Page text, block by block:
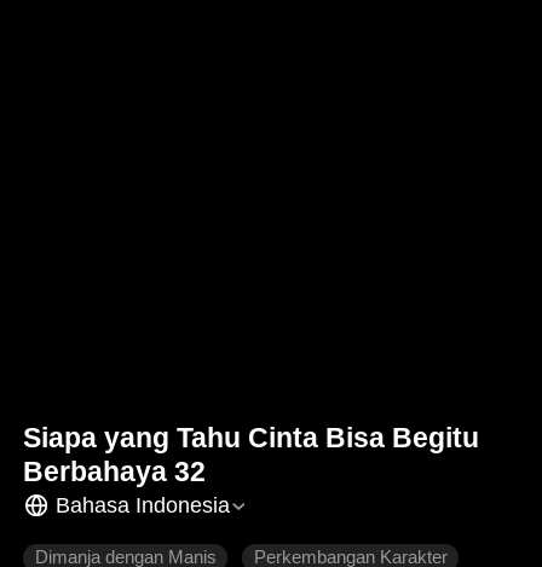
Siapa yang Tahu Cinta Bisa Begitu
Berbahaya 32
Bahasa Indonesia
Dimanja dengan Manis Perkembangan Karakter